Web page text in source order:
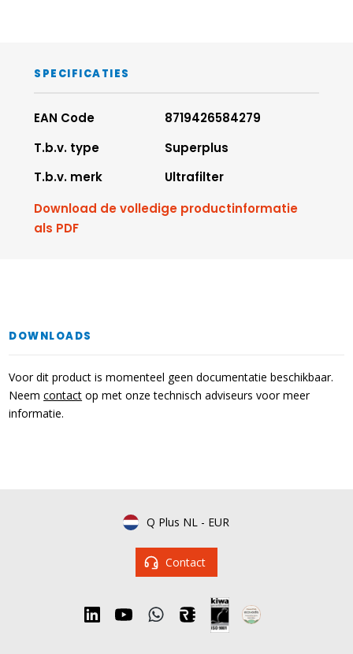
SPECIFICATIES
EAN Code
8719426584279
T.b.v. type
Superplus
T.b.v. merk
Ultrafilter
Download de volledige productinformatie
als PDF
DOWNLOADS
Voor dit product is momenteel geen documentatie beschikbaar.
Neemcontact op met onze technisch adviseurs voor meer
informatie.
Q Plus NL - EUR
Contact